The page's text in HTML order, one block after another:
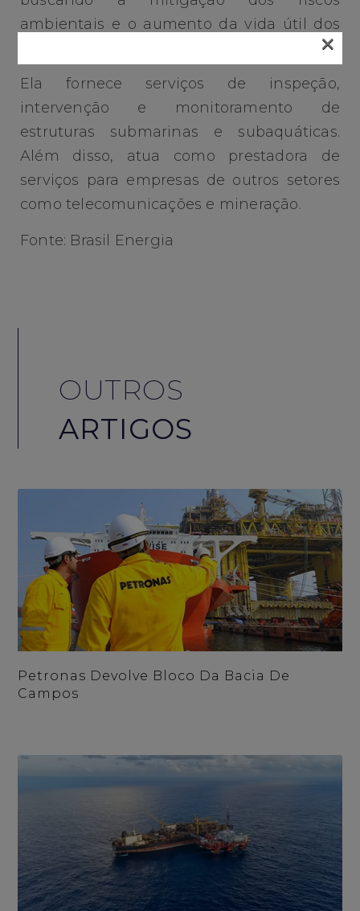
ambientais e o aumento da vida útil dos
Ela fornece serviços de inspeção,
intervenção e monitoramento de
estruturas submarinas e subaquáticas.
Além disso, atua como prestadora de
serviços para empresas de outros setores
como telecomunicações e mineração.
Fonte: Brasil Energia
OUTROS
ARTIGOS
Petronas Devolve Bloco Da Bacia De
Campos
×